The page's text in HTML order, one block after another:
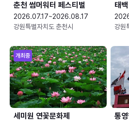
춘천 썸머워터 페스티벌
2026.07.17~2026.08.17
강원특별자치도 춘천시
태
강원
개최중
세미원 연꽃문화제 통